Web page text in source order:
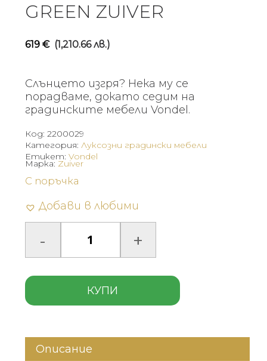
GREEN ZUIVER
619 € (1,210.66 лв.)
Слънцето изгря? Нека му се
порадваме, докато седим на
градинските мебели Vondel.
Код: 2200029
Категория: Луксозни градински мебели
Етикет: Vondel
С поръчка
Добави в любими
КУПИ
Марка: Zuiver
Описание